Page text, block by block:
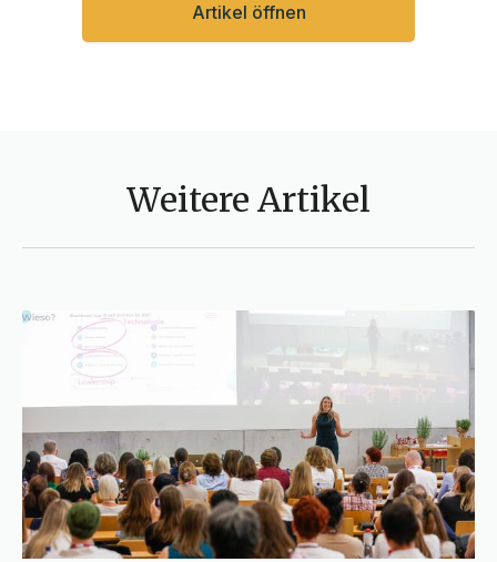
Artikel öffnen
Weitere Artikel